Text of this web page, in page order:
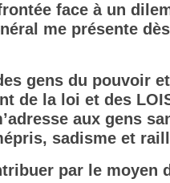
face à un
me présente
gens du pouvoir
de la loi et des
aux gens
sadisme et
par le moyen